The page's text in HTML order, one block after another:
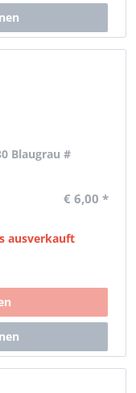
Blaugrau #
€ 6,00 *
ausverkauft